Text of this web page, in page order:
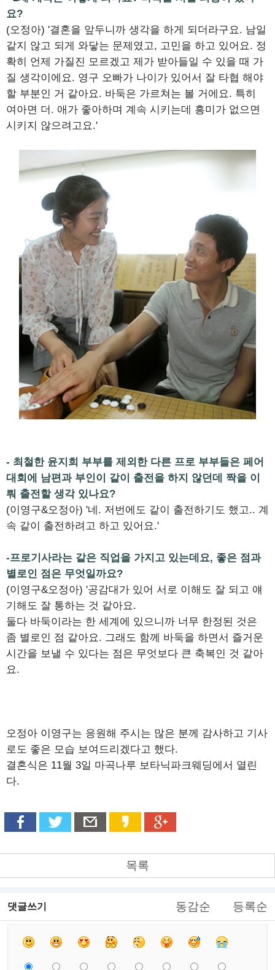
요?
(오정아) '결혼을 앞두니까 생각을 하게 되더라구요. 남일
같지 않고 되게 와닿는 문제였고, 고민을 하고 있어요. 정
확히 언제 가질진 모르겠고 제가 받아들일 수 있을 때 가
질 생각이에요. 영구 오빠가 나이가 있어서 잘 타협 해야
할 부분인 거 같아요. 바둑은 가르쳐는 볼 거에요. 특히
여아면 더. 애가 좋아하며 계속 시키는데 흥미가 없으면
시키지 않으려고요.'
- 최철한 윤지희 부부를 제외한 다른 프로 부부들은 페어
대회에 남편과 부인이 같이 출전을 하지 않던데 짝을 이
뤄 출전할 생각 있나요?
(이영구&오정아) '네. 저번에도 같이 출전하기도 했고.. 계
속 같이 출전하려고 하고 있어요.'
-프로기사라는 같은 직업을 가지고 있는데요, 좋은 점과
별로인 점은 무엇일까요?
(이영구&오정아) '공감대가 있어 서로 이해도 잘 되고 얘
기해도 잘 통하는 것 같아요.
둘다 바둑이라는 한 세계에 있으니까 너무 한정된 것은
좀 별로인 점 같아요. 그래도 함께 바둑을 하면서 즐거운
시간을 보낼 수 있다는 점은 무엇보다 큰 축복인 것 같아
요.
오정아 이영구는 응원해 주시는 많은 분께 감사하고 기사
로도 좋은 모습 보여드리겠다고 했다.
결혼식은 11월 3일 마곡나루 보타닉파크웨딩에서 열린
다.
목록
댓글쓰기 동감순 등록순